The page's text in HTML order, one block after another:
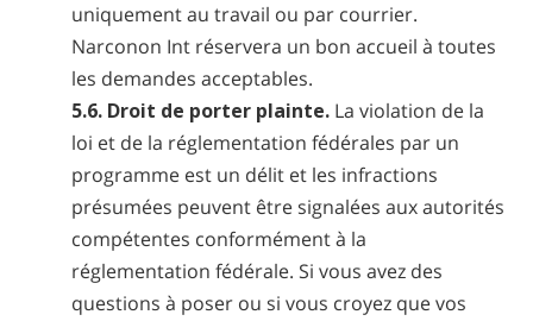
uniquement au travail ou par courrier.
Narconon Int réservera un bon accueil à toutes
les demandes acceptables.
5.6. Droit de porter plainte. La violation de la
loi et de la réglementation fédérales par un
programme est un délit et les infractions
présumées peuvent être signalées aux autorités
compétentes conformément à la
réglementation fédérale. Si vous avez des
questions à poser ou si vous croyez que vos